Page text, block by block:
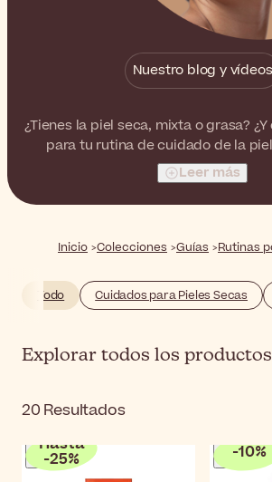
Nuestro blog y vídeos
¿Tienes la piel seca, mixta o grasa?
para tu rutina de cuidado de la
problemas con estas preguntas en el
aquí para ayudarlo.
Leer más
Inicio Colecciones Guías Rutinas
Todo Cuidados para Pieles Secas
Explorar todos los productos
20 Resultados
Hasta
-25% -10%